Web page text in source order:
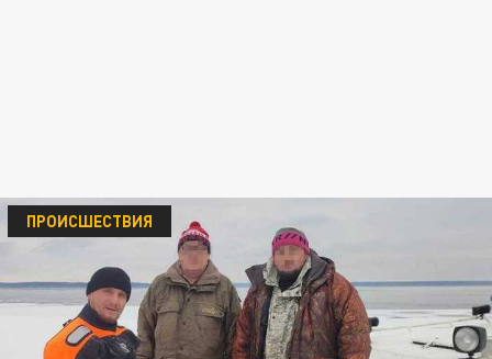
ПРОИСШЕСТВИЯ